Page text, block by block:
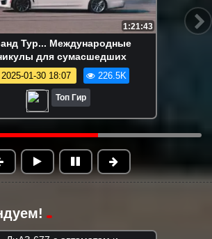
1:21:43
Тур...Сезон 3, серия 8
10-19 09:05 225.8K
Топ Гир